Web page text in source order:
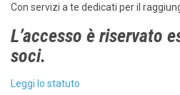
Con servizi a te dedicati per il
L’accesso è riservato
soci.
Leggi lo statuto